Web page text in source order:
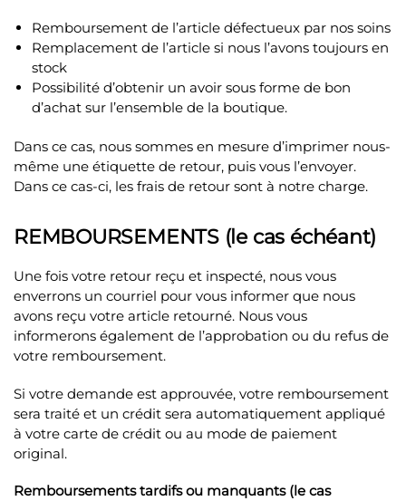
Remboursement de l’article défectueux par nos soins
Remplacement de l’article si nous l’avons toujours en
stock
Possibilité d’obtenir un avoir sous forme de bon
d’achat sur l’ensemble de la boutique.
Dans ce cas, nous sommes en mesure d’imprimer nous-
même une étiquette de retour, puis vous l’envoyer.
Dans ce cas-ci, les frais de retour sont à notre charge.
REMBOURSEMENTS (le cas échéant)
Une fois votre retour reçu et inspecté, nous vous
enverrons un courriel pour vous informer que nous
avons reçu votre article retourné. Nous vous
informerons également de l’approbation ou du refus de
votre remboursement.
Si votre demande est approuvée, votre remboursement
sera traité et un crédit sera automatiquement appliqué
à votre carte de crédit ou au mode de paiement
original.
Remboursements tardifs ou manquants (le cas